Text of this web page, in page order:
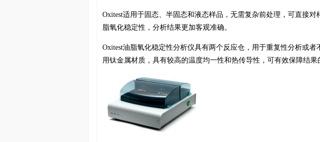
Oxitest适用于固态、半固态和液态样品，无需复杂前处理，可直接
脂氧化稳定性，分析结果更加客观准确。
Oxitest油脂氧化稳定性分析仪具有两个反应仓，用于重复性分析或
用钛金属材质，具有较高的温度均一性和热传导性，可有效保障结果